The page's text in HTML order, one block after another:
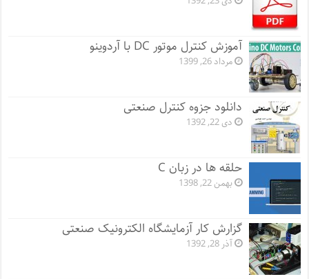
آموزش کنترل موتور DC با آردوینو
مرداد 26, 1399
دانلود جزوه کنترل صنعتی
دی 22, 1392
حلقه ها در زبان C
بهمن 22, 1398
گزارش کار آزمایشگاه الکترونیک صنعتی
آذر 28, 1392